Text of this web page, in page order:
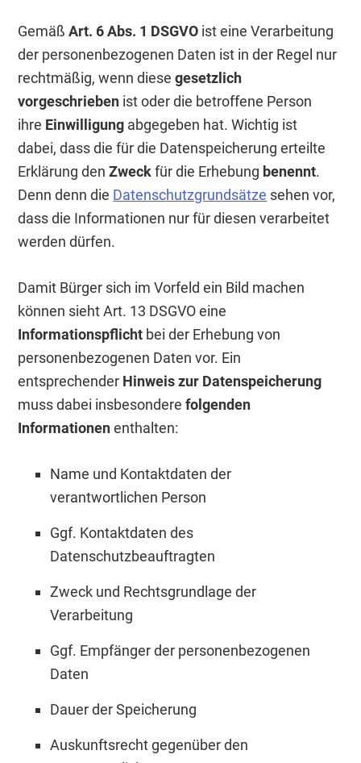
GemäßArt. 6 Abs. 1 DSGVO ist eine Verarbeitung
der personenbezogenen Daten ist in der Regel nur
rechtmäßig, wenn diesegesetzlich
vorgeschrieben ist oder die betroffene Person
ihre Einwilligung abgegeben hat. Wichtig ist
dabei, dass die für die Datenspeicherung erteilte
Erklärung denZweckfür die Erhebung benennt.
Denn denn die Datenschutzgrundsätze sehen vor,
dass die Informationen nur für diesen verarbeitet
werden dürfen.
Damit Bürger sich im Vorfeld ein Bild machen
können sieht Art. 13 DSGVO eine
Informationspflicht bei der Erhebung von
personenbezogenen Daten vor. Ein
entsprechender Hinweis zur Datenspeicherung
muss dabei insbesonderefolgenden
Informationenenthalten:
Name und Kontaktdaten der
verantwortlichen Person
Ggf. Kontaktdaten des
Datenschutzbeauftragten
Zweck und Rechtsgrundlage der
Verarbeitung
Ggf. Empfänger der personenbezogenen
Daten
Dauer der Speicherung
Auskunftsrecht gegenüber den